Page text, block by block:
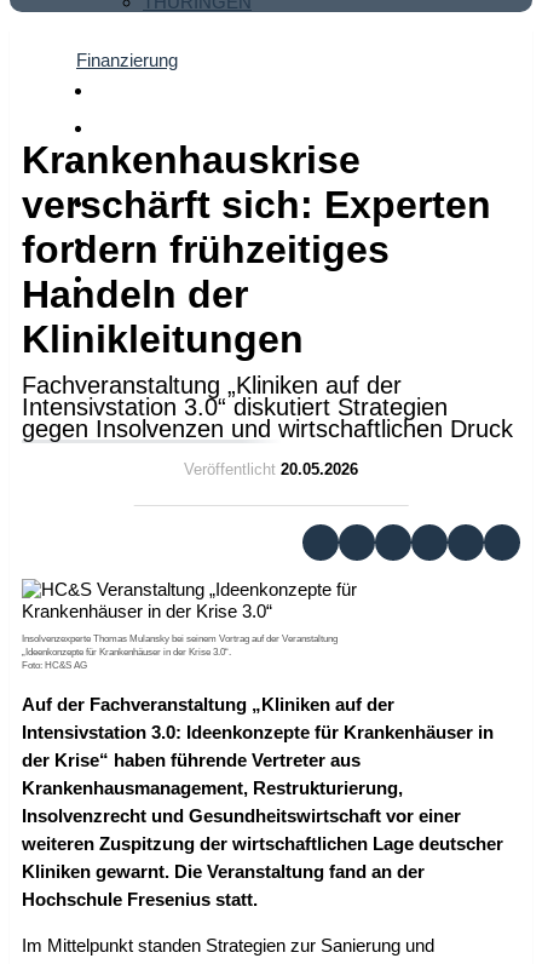
Finanzierung
Krankenhauskrise
verschärft sich: Experten
fordern frühzeitiges
Handeln der
Klinikleitungen
Fachveranstaltung „Kliniken auf der
Intensivstation 3.0“ diskutiert Strategien
gegen Insolvenzen und wirtschaftlichen Druck
Veröffentlicht 20.05.2026
Insolvenzexperte Thomas Mulansky bei seinem Vortrag auf der Veranstaltung
„Ideenkonzepte für Krankenhäuser in der Krise 3.0“.
Foto: HC&S AG
Auf der Fachveranstaltung „Kliniken auf der
Intensivstation 3.0: Ideenkonzepte für Krankenhäuser in
der Krise“ haben führende Vertreter aus
Krankenhausmanagement, Restrukturierung,
Insolvenzrecht und Gesundheitswirtschaft vor einer
weiteren Zuspitzung der wirtschaftlichen Lage deutscher
Kliniken gewarnt. Die Veranstaltung fand an der
Hochschule Fresenius statt.
Im Mittelpunkt standen Strategien zur Sanierung und